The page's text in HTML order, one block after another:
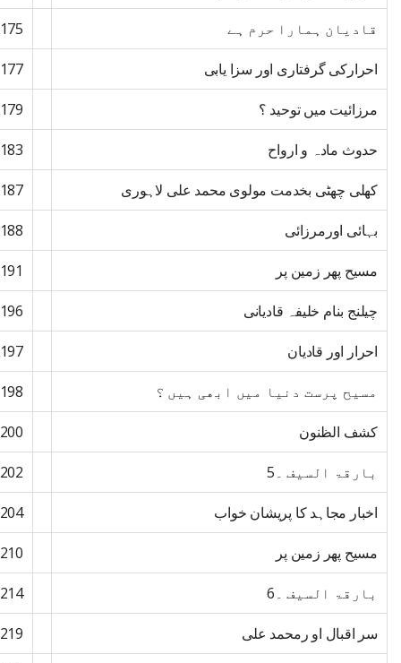
قادیان ہمارا حرم ہے 175
احرارکی گرفتاری اور سزا یابی 177
مرزائیت میں توحید ؟ 179
حدوث مادہ و ارواح 183
کھلی چھٹی بخدمت مولوی محمد علی لاہوری 187
بہائی اورمرزائی 188
مسیح پھر زمین پر 191
چیلنج بنام خلیفہ قادیانی 196
احرار اور قادیان 197
مسیح پرست دنیا میں ابھی ہیں ؟ 198
کشف الظنون 200
بارقۃ السیف ۔5 202
اخبار مجاہد کا پریشان خواب 204
مسیح پھر زمین پر 210
بارقۃ السیف ۔6 214
سر اقبال او رمحمد علی 219